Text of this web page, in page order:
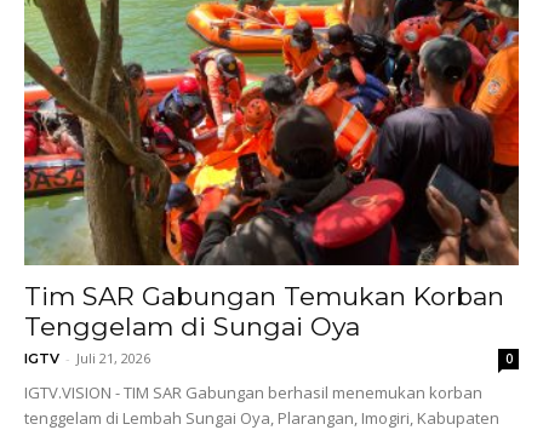
Tim SAR Gabungan Temukan Korban
Tenggelam di Sungai Oya
IGTV - Juli 21, 2026 0
IGTV.VISION - TIM SAR Gabungan berhasil menemukan korban
tenggelam di Lembah Sungai Oya, Plarangan, Imogiri, Kabupaten